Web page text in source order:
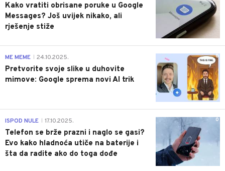
Kako vratiti obrisane poruke u Google
Messages? Još uvijek nikako, ali
rješenje stiže
0
ME MEME 24.10.2025.
Pretvorite svoje slike u duhovite
mimove: Google sprema novi AI trik
0
ISPOD NULE 17.10.2025.
Telefon se brže prazni i naglo se gasi?
Evo kako hladnoća utiče na baterije i
šta da radite ako do toga dođe